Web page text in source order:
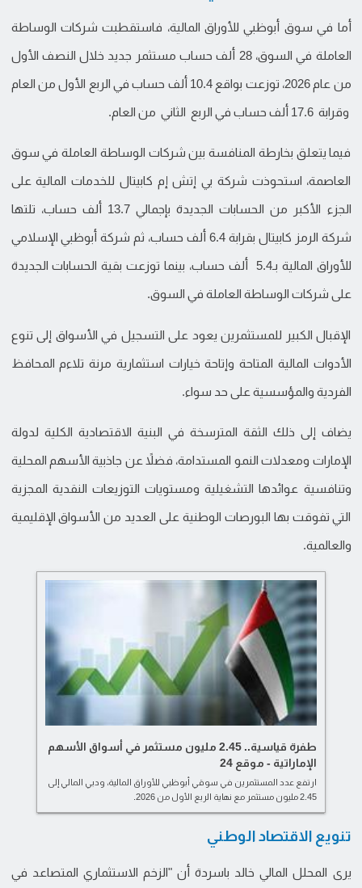
أما في سوق أبوظبي للأوراق المالية، فاستقطبت شركات الوساطة
العاملة في السوق، 28 ألف حساب مستثمر جديد خلال النصف الأول
من عام 2026، توزعت بواقع 10.4 ألف حساب في الربع الأول من العام
وقرابة 17.6 ألف حساب في الربع الثاني من العام.
فيما يتعلق بخارطة المنافسة بين شركات الوساطة العاملة في سوق
العاصمة، استحوذت شركة بي إتش إم كابيتال للخدمات المالية على
الجزء الأكبر من الحسابات الجديدة بإجمالي 13.7 ألف حساب، تلتها
شركة الرمز كابيتال بقرابة 6.4 ألف حساب، ثم شركة أبوظبي الإسلامي
للأوراق المالية بـ5.4 ألف حساب، بينما توزعت بقية الحسابات الجديدة
على شركات الوساطة العاملة في السوق.
الإقبال الكبير للمستثمرين يعود على التسجيل في الأسواق إلى تنوع
الأدوات المالية المتاحة وإتاحة خيارات استثمارية مرنة تلاءم المحافظ
الفردية والمؤسسية على حد سواء.
يضاف إلى ذلك الثقة المترسخة في البنية الاقتصادية الكلية لدولة
الإمارات ومعدلات النمو المستدامة، فضلاً عن جاذبية الأسهم المحلية
وتنافسية عوائدها التشغيلية ومستويات التوزيعات النقدية المجزية
التي تفوقت بها البورصات الوطنية على العديد من الأسواق الإقليمية
والعالمية.
طفرة قياسية.. 2.45 مليون مستثمر في أسواق الأسهم
الإماراتية - موقع 24
ارتفع عدد المستثمرين في سوقي أبوظبي للأوراق المالية، ودبي المالي إلى
2.45 مليون مستثمر مع نهاية الربع الأول من 2026.
تنويع الاقتصاد الوطني
يرى المحلل المالي خالد باسردة أن "الزخم الاستثماري المتصاعد في